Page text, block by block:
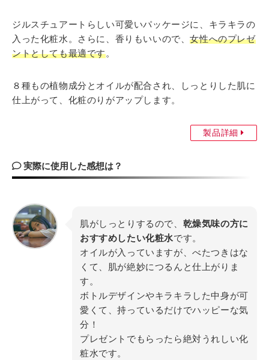
ジルスチュアートらしい可愛いパッケージに、キラキラの
入った化粧水。さらに、香りもいいので、女性へのプレゼ
ントとしても最適です。
８種もの植物成分とオイルが配合され、しっとりした肌に
仕上がって、化粧のりがアップします。
製品詳細
実際に使用した感想は？
肌がしっとりするので、 乾燥気味の方に
おすすめしたい化粧水です。
オイルが入っていますが、べたつきはな
くて、肌が絶妙につるんと仕上がりま
す。
ボトルデザインやキラキラした中身が可
愛くて、持っているだけでハッピーな気
分！
プレゼントでもらったら絶対うれしい化
粧水です。